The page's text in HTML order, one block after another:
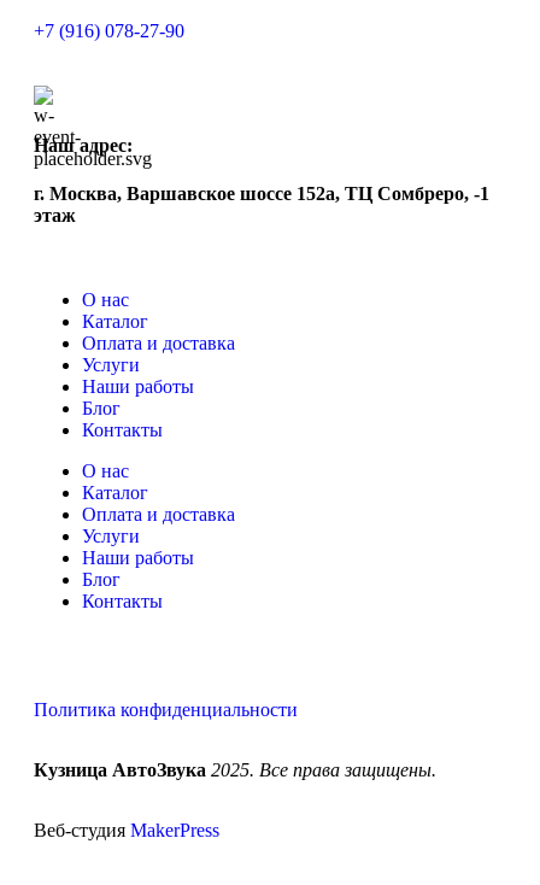
+7 (916) 078-27-90
Наш адрес:
г. Москва, Варшавское шоссе 152а, ТЦ Сомбреро, -1
этаж
О нас
Каталог
Оплата и доставка
Услуги
Наши работы
Блог
Контакты
О нас
Каталог
Оплата и доставка
Услуги
Наши работы
Блог
Контакты
Политика конфиденциальности
Кузница АвтоЗвука 2025. Все права защищены.
Веб-студия MakerPress